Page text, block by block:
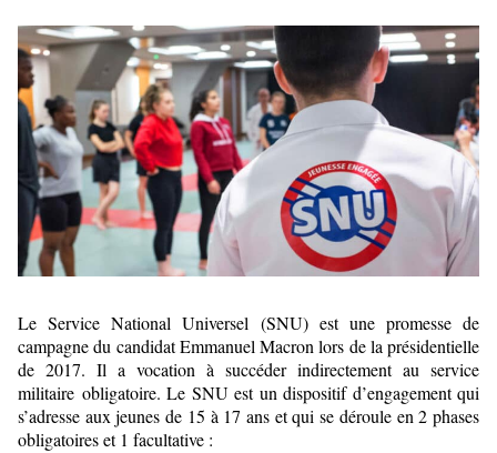
Le Service National Universel (SNU) est une promesse de
campagne du candidat Emmanuel Macron lors de la présidentielle
de 2017. Il a vocation à succéder indirectement au service
militaire obligatoire. Le SNU est un dispositif d’engagement qui
s’adresse aux jeunes de 15 à 17 ans et qui se déroule en 2 phases
obligatoires et 1 facultative :